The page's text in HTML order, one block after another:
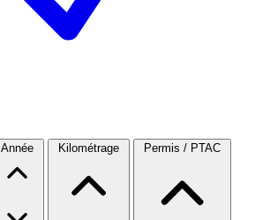
Année Kilométrage Permis / PTAC